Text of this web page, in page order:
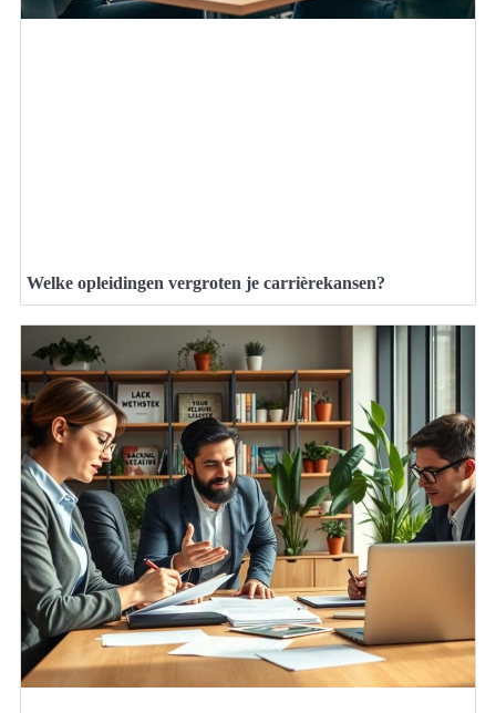
Welke opleidingen vergroten je carrièrekansen?